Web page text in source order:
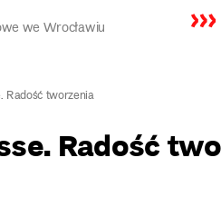
we Wrocławiu
Radość tworzenia
Radość